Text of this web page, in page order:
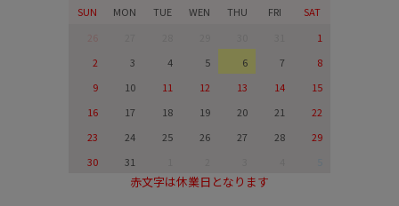
SUN MON TUE WEN THU FRI
SAT
1
2
3 4 5 6 7
8
9
10 11 12 13 14
15
16
17 18 19 20 21
22
23
24 25 26 27 28
29
30
31
赤文字は休業日となります